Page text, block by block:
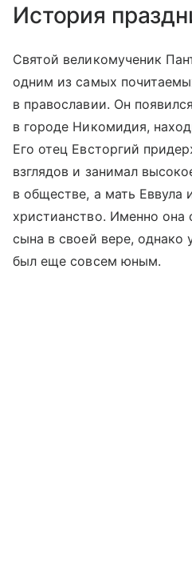
История
Святой великомученик
одним из самых
в православии. Он
в городе Никомидия,
Его отец Евсторгий
взглядов и занимал
в обществе, а мать Еввула
христианство. Именно она
сына в своей вере, однако
был еще совсем юным.